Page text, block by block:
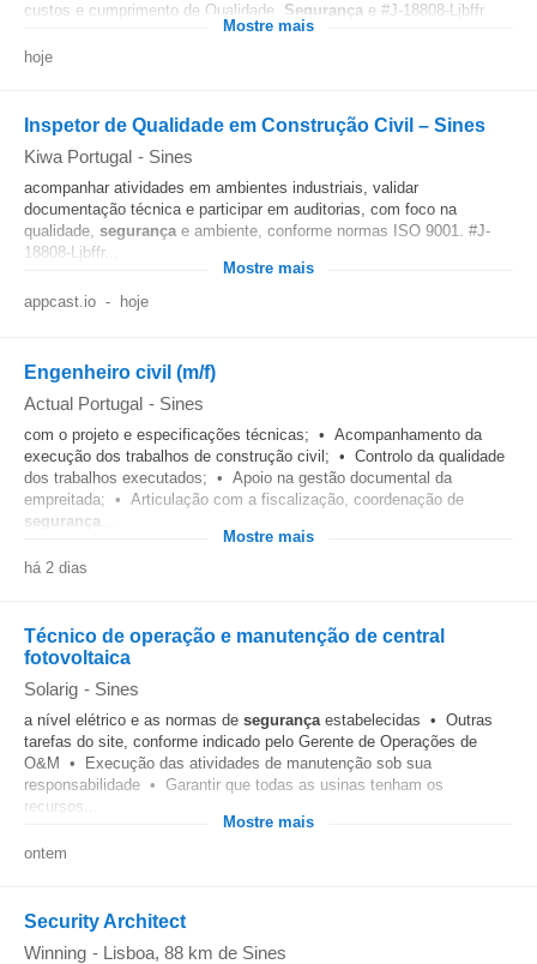
custos e cumprimento de Qualidade, Segurança e #J-18808-Ljbffr
Mostre mais
hoje
Inspetor de Qualidade em Construção Civil – Sines
Kiwa Portugal - Sines
acompanhar atividades em ambientes industriais, validar
documentação técnica e participar em auditorias, com foco na
qualidade, segurançae ambiente, conforme normas ISO 9001. #J-
18808-Ljbffr...
Mostre mais
appcast.io - hoje
Engenheiro civil (m/f)
Actual Portugal - Sines
com o projeto e especificações técnicas; • Acompanhamento da
execução dos trabalhos de construção civil; • Controlo da qualidade
dos trabalhos executados; • Apoio na gestão documental da
empreitada; • Articulação com a fiscalização, coordenação de
segurança
Mostre mais
há 2 dias
Técnico de operação e manutenção de central
fotovoltaica
Solarig - Sines
a nível elétrico e as normas de segurançaestabelecidas • Outras
tarefas do site, conforme indicado pelo Gerente de Operações de
O&M • Execução das atividades de manutenção sob sua
responsabilidade • Garantir que todas as usinas tenham os
recursos...
Mostre mais
ontem
Security Architect
Winning - Lisboa, 88 km de Sines